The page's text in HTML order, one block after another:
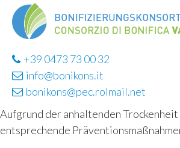
+39 0473 73 00 32
info@bonikons.it
bonikons@pec.rolmail.net
Aufgrund der anhaltenden
entsprechende